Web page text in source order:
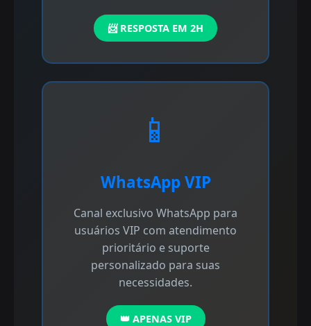
📨 RESPOSTA EM 2H
📱
WhatsApp VIP
Canal exclusivo WhatsApp para
usuários VIP com atendimento
prioritário e suporte
personalizado para suas
necessidades.
👑 APENAS VIP